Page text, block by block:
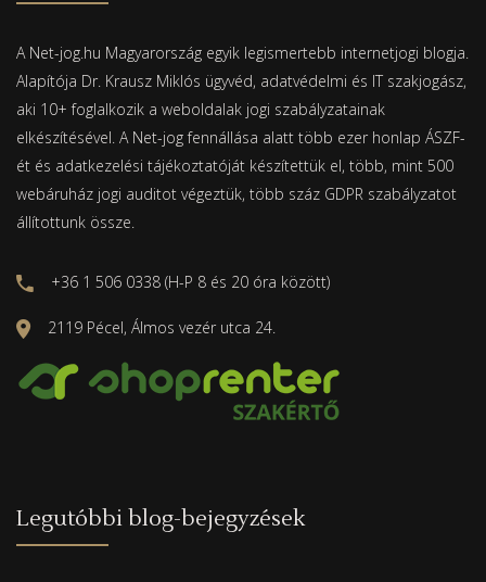
A Net-jog.hu Magyarország egyik legismertebb internetjogi blogja.
Alapítója Dr. Krausz Miklós ügyvéd, adatvédelmi és IT szakjogász,
aki 10+ foglalkozik a weboldalak jogi szabályzatainak
elkészítésével. A Net-jog fennállása alatt több ezer honlap ÁSZF-
ét és adatkezelési tájékoztatóját készítettük el, több, mint 500
webáruház jogi auditot végeztük, több száz GDPR szabályzatot
állítottunk össze.
+36 1 506 0338 (H-P 8 és 20 óra között)
2119 Pécel, Álmos vezér utca 24.
Legutóbbi blog-bejegyzések